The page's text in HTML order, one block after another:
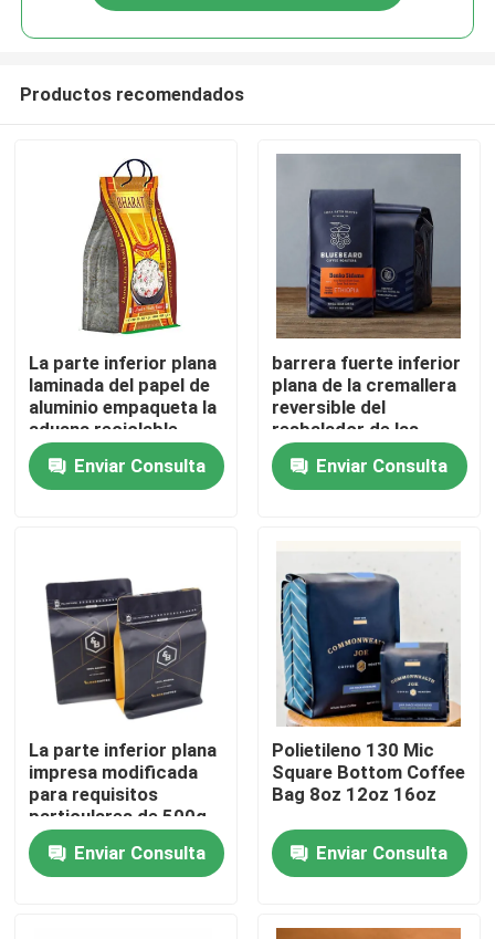
Inicio
Productos
Sobre nosotros
Control de Calidad
Contacto
Todos los casos
bolsos del acondicionamiento de los alimentos
Bolsos de empaquetado del café
Productos recomendados
La parte inferior plana
laminada del papel de
aluminio empaqueta la
aduana reciclable
16oz impresa
Enviar Consulta
barrera fuerte inferior
plana de la cremallera
reversible del
resbalador de las
bolsas de plástico de
3kg 5kg 10kg
Enviar Consulta
La parte inferior plana
impresa modificada
para requisitos
particulares de 500g
1kg empaqueta el
lacre del cierre en la
parte superior
Enviar Consulta
Polietileno 130 Mic
Square Bottom Coffee
Bag 8oz 12oz 16oz
Enviar Consulta